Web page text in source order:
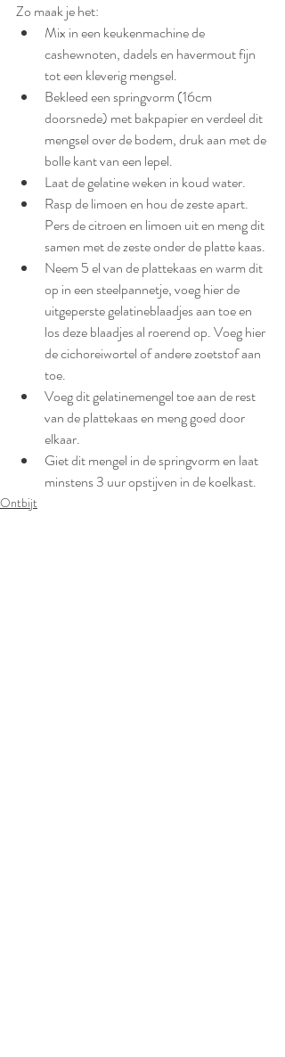
Zo maak je het:
Mix in een keukenmachine de
cashewnoten, dadels en havermout fijn
tot een kleverig mengsel.
Bekleed een springvorm (16cm
doorsnede) met bakpapier en verdeel dit
mengsel over de bodem, druk aan met de
bolle kant van een lepel.
Laat de gelatine weken in koud water.
Rasp de limoen en hou de zeste apart.
Pers de citroen en limoen uit en meng dit
samen met de zeste onder de platte kaas.
Neem 5 el van de plattekaas en warm dit
op in een steelpannetje, voeg hier de
uitgeperste gelatineblaadjes aan toe en
los deze blaadjes al roerend op. Voeg hier
de cichoreiwortel of andere zoetstof aan
toe.
Voeg dit gelatinemengel toe aan de rest
van de plattekaas en meng goed door
elkaar.
Giet dit mengel in de springvorm en laat
minstens 3 uur opstijven in de koelkast.
Ontbijt